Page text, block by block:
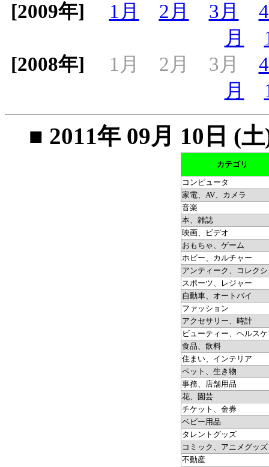
[2009年]
1月 2月 3月
月
[2008年]
1月 2月 3月
月
■ 2011年 09月 10日 (
カテゴリ
コンピュータ
家電、AV、カメラ
音楽
本、雑誌
映画、ビデオ
おもちゃ、ゲーム
ホビー、カルチャー
アンティーク、コレク
スポーツ、レジャー
自動車、オートバイ
ファッション
アクセサリー、時計
ビューティー、ヘルス
食品、飲料
住まい、インテリア
ペット、生き物
事務、店舗用品
花、園芸
チケット、金券
ベビー用品
タレントグッズ
コミック、アニメグッズ
不動産